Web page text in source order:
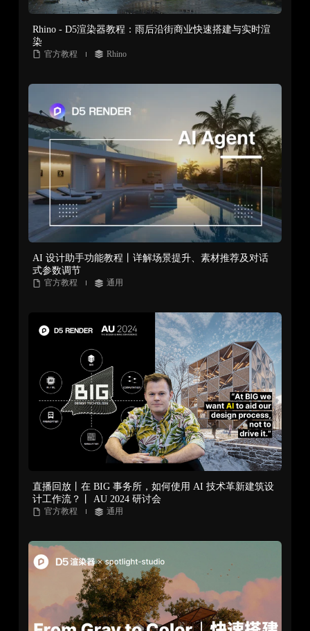
Rhino - D5渲染器教程：雨后沿街商业快速搭建与实时渲
染
官方教程 Rhino
AI 设计助手功能教程丨详解场景提升、素材推荐及对话
式参数调节
官方教程 通用
直播回放丨在 BIG 事务所，如何使用 AI 技术革新建筑设
计工作流？丨 AU 2024 研讨会
官方教程 通用